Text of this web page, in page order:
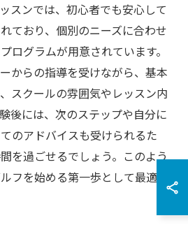
スンでは、初心者でも安心して
ており、個別のニーズに合わせ
ログラムが用意されています。
からの指導を受けながら、基本
スクールの雰囲気やレッスン内
後には、次のステップや自分に
のアドバイスも受けられるた
を過ごせるでしょう。このよう
フを始める第一歩として最適な